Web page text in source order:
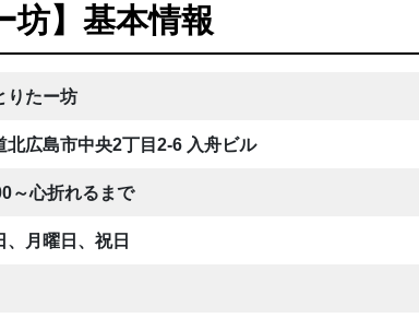
坊】基本情報
りたー坊
北広島市中央2丁目2-6 入舟ビル
～心折れるまで
、月曜日、祝日